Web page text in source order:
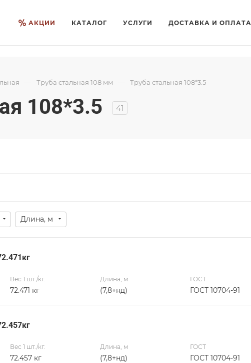
АКЦИИ КАТАЛОГ УСЛУГИ ДОСТАВКА И ОПЛАТА
— Труба стальная 108 мм — Труба стальная 108*3.5
108*3.5 41
Длина, м
Вес 1 шт./кг.
72.471 кг
Длина, м
(7,8+нд)
ГОСТ
ГОСТ 10704-91
Вес 1 шт./кг.
72.457 кг
Длина, м
(7,8+нд)
ГОСТ
ГОСТ 10704-91